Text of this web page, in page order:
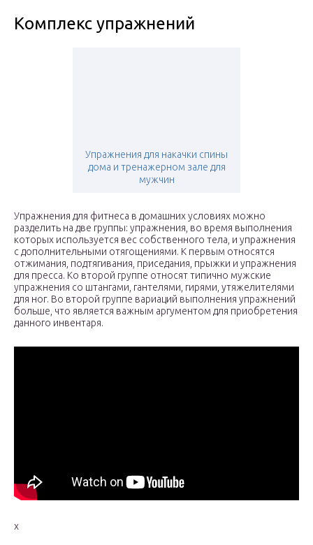
Комплекс упражнений
Упражнения для накачки спины
дома и тренажерном зале для
мужчин
Упражнения для фитнеса в домашних условиях можно
разделить на две группы: упражнения, во время выполнения
которых используется вес собственного тела, и упражнения
с дополнительными отягощениями. К первым относятся
отжимания, подтягивания, приседания, прыжки и упражнения
для пресса. Ко второй группе относят типично мужские
упражнения со штангами, гантелями, гирями, утяжелителями
для ног. Во второй группе вариаций выполнения упражнений
больше, что является важным аргументом для приобретения
данного инвентаря.
x